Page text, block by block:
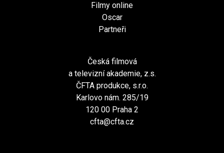
Filmy online
Oscar
Partneři
Česká filmová
a televizní akademie, z.s.
ČFTA produkce, s.r.o.
Karlovo nám. 285/19
120 00 Praha 2
cfta@cfta.cz